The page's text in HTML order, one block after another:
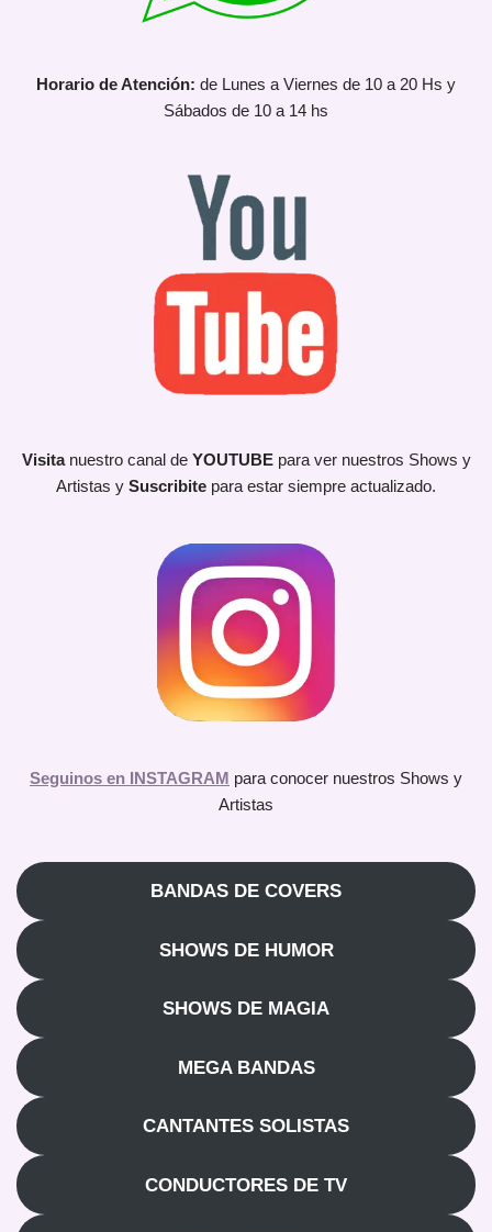
Horario de Atención: de Lunes a Viernes de 10 a 20 Hs y
Sábados de 10 a 14 hs
Visita nuestro canal de YOUTUBEpara ver nuestros Shows y
Artistas y Suscribite para estar siempre actualizado.
Seguinos en INSTAGRAM para conocer nuestros Shows y
Artistas
BANDAS DE COVERS
SHOWS DE HUMOR
SHOWS DE MAGIA
MEGA BANDAS
CANTANTES SOLISTAS
CONDUCTORES DE TV